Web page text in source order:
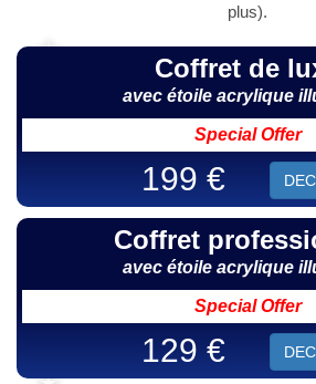
plus).
Coffret
avec étoile acrylique
Special Offer
129 €
Coffret de
avec étoile acrylique
Special Offer
199 €